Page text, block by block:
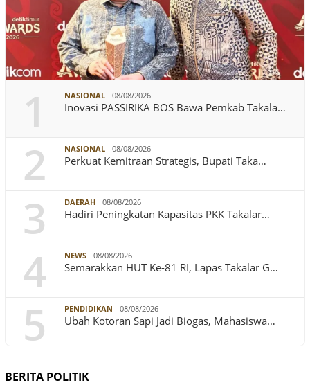
1 NASIONAL 08/08/2026
Inovasi PASSIRIKA BOS Bawa Pemkab Takala…
2 NASIONAL 08/08/2026
Perkuat Kemitraan Strategis, Bupati Taka…
3 DAERAH 08/08/2026
Hadiri Peningkatan Kapasitas PKK Takalar…
4 NEWS 08/08/2026
Semarakkan HUT Ke-81 RI, Lapas Takalar G…
5 PENDIDIKAN 08/08/2026
Ubah Kotoran Sapi Jadi Biogas, Mahasiswa…
BERITA POLITIK